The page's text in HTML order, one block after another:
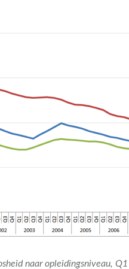
naar opleidingsniveau,